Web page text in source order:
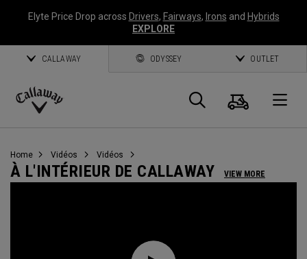
Elyte Price Drop across Drivers, Fairways, Irons and Hybrids
EXPLORE
CALLAWAY ODYSSEY OUTLET
Callaway
Panier
Home Vidéos Vidéos
À L'INTÉRIEUR DE CALLAWAY VIEW MORE